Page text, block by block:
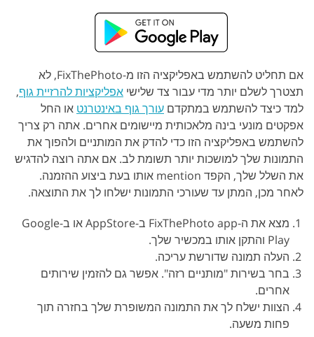
אם תחליט להשתמש באפליקציה הזו מ-FixThePhoto, לא
תצטרך לשלם יותר מדי עבור צד שלישי אפליקציות להרזיית גוף,
למד כיצד להשתמש במתקדם עורך גוף באינטרנט או החל
אפקטים מונעי בינה מלאכותית מיישומים אחרים. אתה רק צריך
להשתמש באפליקציה הזו כדי להדק את המותניים ולהפוך את
התמונות שלך למושכות יותר תשומת לב. אם אתה רוצה להדגיש
את השלל שלך, הקפד mention אותו בעת ביצוע ההזמנה.
לאחר מכן, המתן עד שעורכי התמונות ישלחו לך את התוצאה.
מצא את ה-FixThePhoto app ב-AppStore או ב-Google
Play והתקן אותו במכשיר שלך.
העלה תמונה שדורשת עריכה.
בחר בשירות "מותניים רזה". אפשר גם להזמין שירותים
אחרים.
הצוות ישלח לך את התמונה המשופרת שלך בחזרה תוך
פחות משעה.